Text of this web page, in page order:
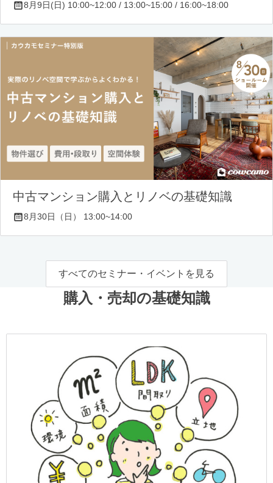
8月9日(日) 10:00~12:00 / 13:00~15:00 / 16:00~18:00
中古マンション購入とリノベの基礎知識
8月30日（日） 13:00~14:00
すべてのセミナー・イベントを見る
購入・売却の基礎知識